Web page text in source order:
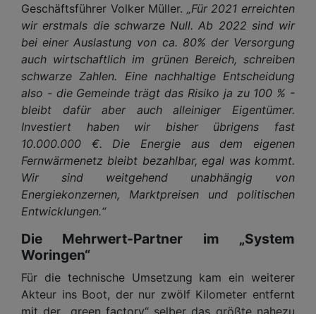
Geschäftsführer Volker Müller. „Für 2021 erreichten
wir erstmals die schwarze Null. Ab 2022 sind wir
bei einer Auslastung von ca. 80% der Versorgung
auch wirtschaftlich im grünen Bereich, schreiben
schwarze Zahlen. Eine nachhaltige Entscheidung
also - die Gemeinde trägt das Risiko ja zu 100 % -
bleibt dafür aber auch alleiniger Eigentümer.
Investiert haben wir bisher übrigens fast
10.000.000 €. Die Energie aus dem eigenen
Fernwärmenetz bleibt bezahlbar, egal was kommt.
Wir sind weitgehend unabhängig von
Energiekonzernen, Marktpreisen und politischen
Entwicklungen.“
Die Mehrwert-Partner im „System
Woringen“
Für die technische Umsetzung kam ein weiterer
Akteur ins Boot, der nur zwölf Kilometer entfernt
mit der „green factory“ selber das größte nahezu